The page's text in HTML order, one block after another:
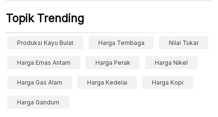
Topik Trending
Produksi Kayu Bulat Harga Tembaga Nilai Tukar
Harga Emas Antam Harga Perak Harga Nikel
Harga Gas Alam Harga Kedelai Harga Kopi
Harga Gandum